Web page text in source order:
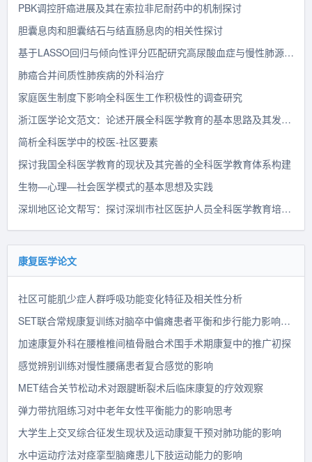
PBK调控肝癌进展及其在索拉非尼耐药中的机制探讨
胆囊息肉和胆囊结石与结直肠息肉的相关性探讨
基于LASSO回归与倾向性评分匹配研究高尿酸血症与慢性肺源性心脏病的相关性
肺癌合并间质性肺疾病的外科治疗
家庭医生制度下影响全科医生工作积极性的调查研究
浙江医学论文范文：论述开展全科医学教育的基本思路及其发展前景
简析全科医学中的校医-社区要素
探讨我国全科医学教育的现状及其完善的全科医学教育体系构建
生物—心理—社会医学模式的基本思想及实践
深圳地区论文帮写：探讨深圳市社区医护人员全科医学教育培训规划的模式
康复医学论文
社区可能肌少症人群呼吸功能变化特征及相关性分析
SET联合常规康复训练对脑卒中偏瘫患者平衡和步行能力影响的实验探讨
加速康复外科在腰椎椎间植⻣融合术围⼿术期康复中的推广初探
感觉辨别训练对慢性腰痛患者复合感觉的影响
MET结合关节松动术对跟腱断裂术后临床康复的疗效观察
弹力带抗阻练习对中老年女性平衡能力的影响思考
大学生上交叉综合征发生现状及运动康复干预对肺功能的影响
水中运动疗法对痉挛型脑瘫患儿下肢运动能力的影响